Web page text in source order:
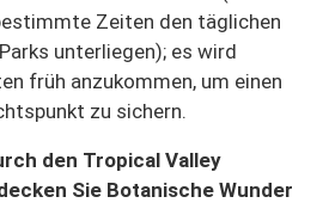
Zeiten den täglichen
unterliegen); es wird
früh anzukommen, um einen
zu sichern.
den Tropical Valley
Sie Botanische Wunder